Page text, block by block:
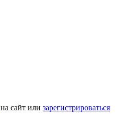
на сайт или зарегистрироваться